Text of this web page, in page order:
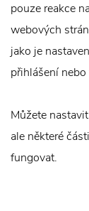
pouze reakce
webových
jako je
přihlášení
Můžete
ale některé
fungovat.